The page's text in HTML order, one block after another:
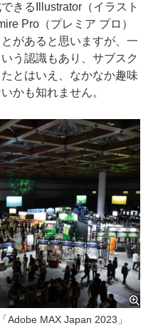
きるIllustrator（イラスト
Pro（プレミア プロ）
があると思いますが、一
う認識もあり、サブスク
とはいえ、なかなか趣味
かも知れません。
Adobe MAX Japan 2023」